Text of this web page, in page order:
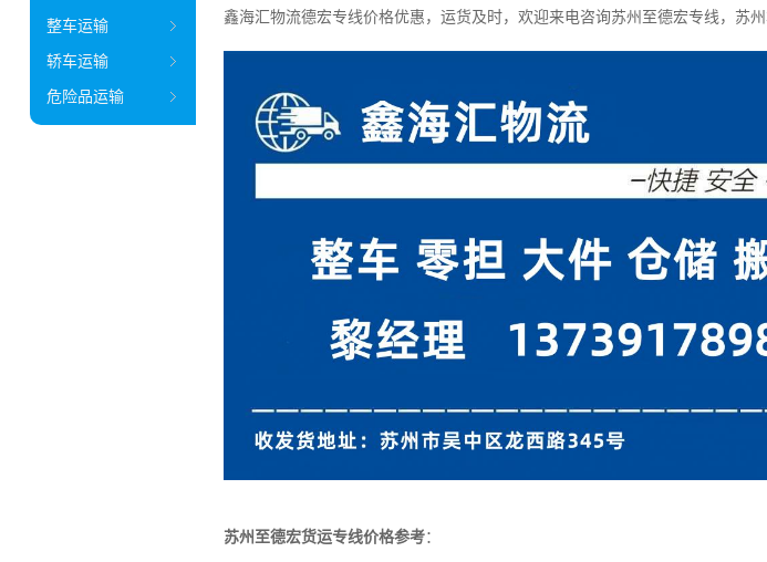
鑫海汇物流德宏专线价格优惠，运货及时，欢迎来电咨询苏州至德宏专线，苏
苏州至德宏货运专线价格参考：
整车运输
轿车运输
危险品运输